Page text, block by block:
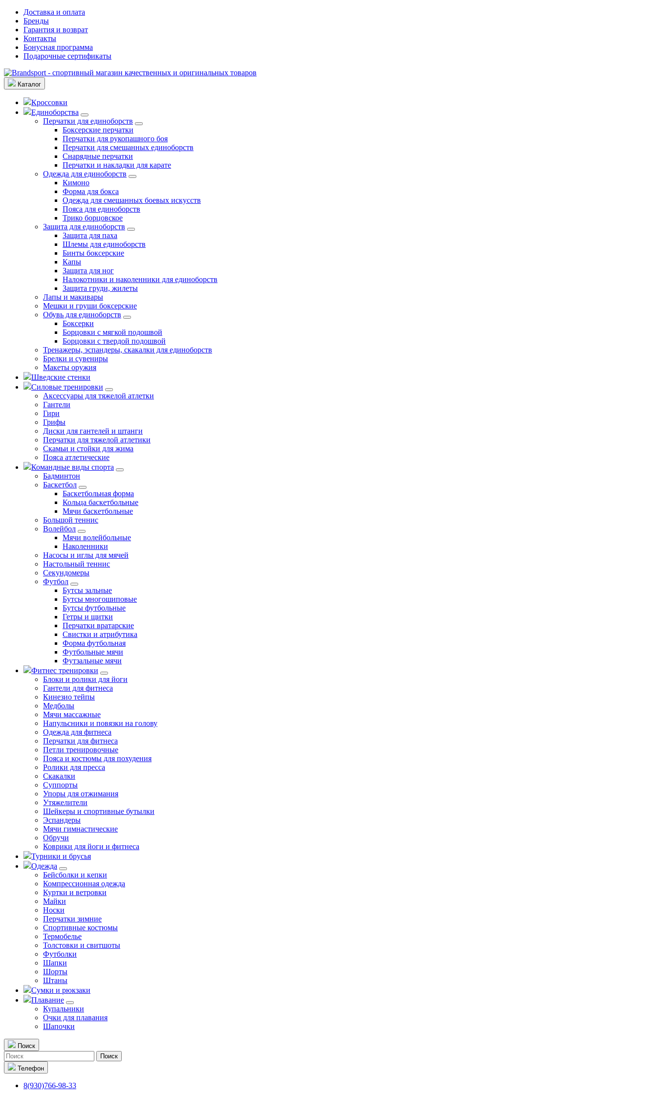
Доставка и оплата
Бренды
Гарантия и возврат
Контакты
Бонусная программа
Подарочные сертификаты
Каталог
Кроссовки
Единоборства
Перчатки для единоборств
Боксерские перчатки
Перчатки для рукопашного боя
Перчатки для смешанных единоборств
Снарядные перчатки
Перчатки и накладки для карате
Одежда для единоборств
Кимоно
Форма для бокса
Одежда для смешанных боевых искусств
Пояса для единоборств
Трико борцовское
Защита для единоборств
Защита для паха
Шлемы для единоборств
Бинты боксерские
Капы
Защита для ног
Налокотники и наколенники для единоборств
Защита груди, жилеты
Лапы и макивары
Мешки и груши боксерские
Обувь для единоборств
Боксерки
Борцовки с мягкой подошвой
Борцовки с твердой подошвой
Тренажеры, эспандеры, скакалки для единоборств
Брелки и сувениры
Макеты оружия
Шведские стенки
Силовые тренировки
Аксессуары для тяжелой атлетки
Гантели
Гири
Грифы
Диски для гантелей и штанги
Перчатки для тяжелой атлетики
Скамьи и стойки для жима
Пояса атлетические
Командные виды спорта
Бадминтон
Баскетбол
Баскетбольная форма
Кольца баскетбольные
Мячи баскетбольные
Большой теннис
Волейбол
Мячи волейбольные
Наколенники
Насосы и иглы для мячей
Настольный теннис
Секундомеры
Футбол
Бутсы зальные
Бутсы многошиповые
Бутсы футбольные
Гетры и щитки
Перчатки вратарские
Свистки и атрибутика
Форма футбольная
Футбольные мячи
Футзальные мячи
Фитнес тренировки
Блоки и ролики для йоги
Гантели для фитнеса
Кинезио тейпы
Медболы
Мячи массажные
Напульсники и повязки на голову
Одежда для фитнеса
Перчатки для фитнеса
Петли тренировочные
Пояса и костюмы для похудения
Ролики для пресса
Скакалки
Суппорты
Упоры для отжимания
Утяжелители
Шейкеры и спортивные бутылки
Эспандеры
Мячи гимнастические
Обручи
Коврики для йоги и фитнеса
Турники и брусья
Одежда
Бейсболки и кепки
Компрессионная одежда
Куртки и ветровки
Майки
Носки
Перчатки зимние
Спортивные костюмы
Термобелье
Толстовки и свитшоты
Футболки
Шапки
Шорты
Штаны
Сумки и рюкзаки
Плавание
Купальники
Очки для плавания
Шапочки
Поиск
Поиск
Телефон
8(930)766-98-33